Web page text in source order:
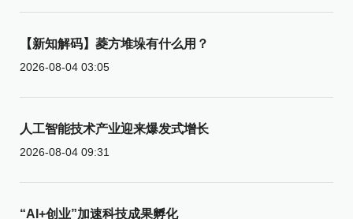
【新知解码】菱方堆垛有什么用？
2026-08-04 03:05
人工智能技术产业迎来爆发式增长
2026-08-04 09:31
“AI+创业”加速科技成果孵化